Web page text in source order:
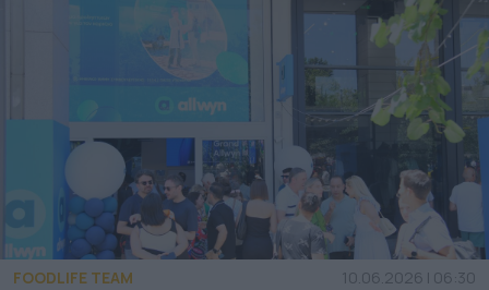
FOODLIFE TEAM 10.06.2026 | 06:30